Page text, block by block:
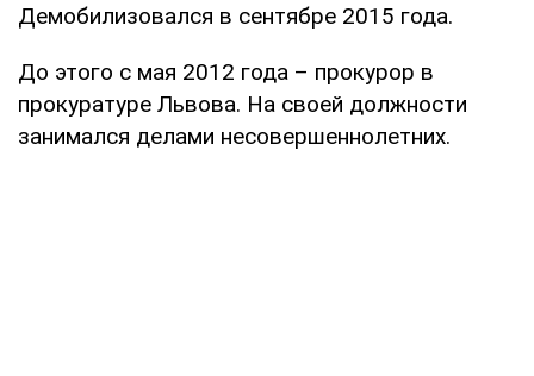
Демобилизовался в сентябре 2015 года.
До этого с мая 2012 года – прокурор в
прокуратуре Львова. На своей должности
занимался делами несовершеннолетних.